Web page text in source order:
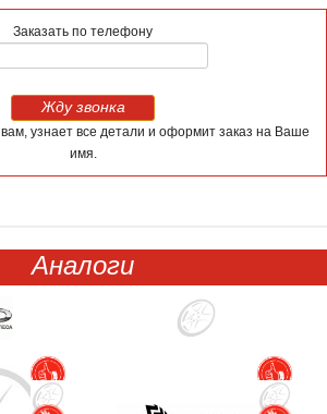
Заказать по телефону
Жду звонка
узнает все детали и оформит заказ на Ваше
имя.
Аналоги